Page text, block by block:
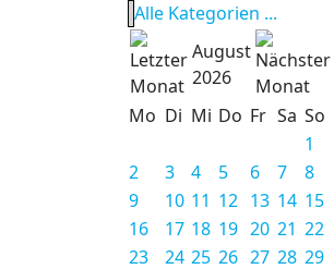
Alle Kategorien ...
August
2026
Mo Di Mi Do Fr Sa So
1
2
3 4 5 6 7
8
9
10 11 12 13 14 15
16
17 18 19 20 21 22
23
24 25 26 27 28 29